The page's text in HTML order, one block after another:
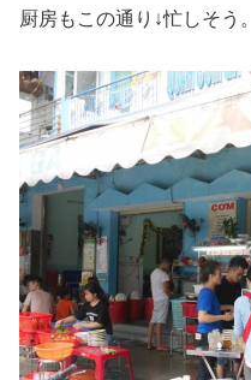
厨房もこの通り↓忙しそう。